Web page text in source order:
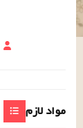
مواد لازم